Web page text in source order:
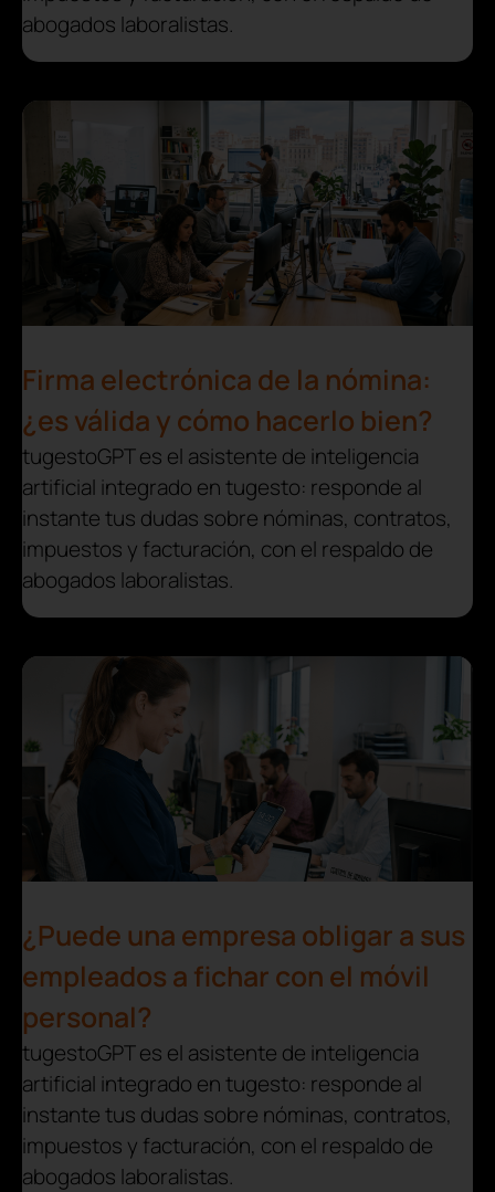
abogados laboralistas.
Firma electrónica de la nómina:
¿es válida y cómo hacerlo bien?
tugestoGPT es el asistente de inteligencia
artificial integrado en tugesto: responde al
instante tus dudas sobre nóminas, contratos,
impuestos y facturación, con el respaldo de
abogados laboralistas.
¿Puede una empresa obligar a sus
empleados a fichar con el móvil
personal?
tugestoGPT es el asistente de inteligencia
artificial integrado en tugesto: responde al
instante tus dudas sobre nóminas, contratos,
impuestos y facturación, con el respaldo de
abogados laboralistas.